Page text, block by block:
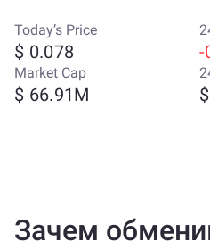
Today’s Price
$ 0.078 -
Market Cap
$ 66.91M
Зачем